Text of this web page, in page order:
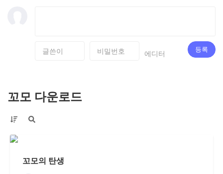
에디터 등록
꼬모 다운로드
꼬모의 탄생